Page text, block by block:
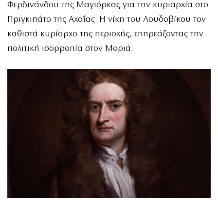
Φερδινάνδου της Μαγιόρκας για την κυριαρχία στο
Πριγκιπάτο της Αχαΐας. Η νίκη του Λουδοβίκου τον
καθιστά κυρίαρχο της περιοχής, επηρεάζοντας την
πολιτική ισορροπία στον Μοριά.